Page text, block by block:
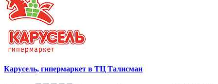
Карусель, гипермаркет в ТЦ Талисман